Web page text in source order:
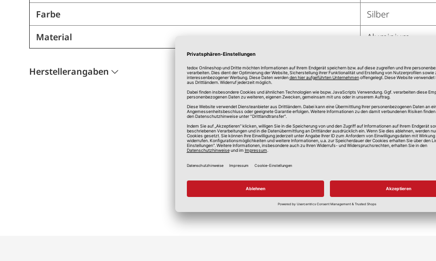
Farbe
Silber
Material
Aluminium
Herstellerangaben
*Alle Preise in Euro, inkl. gesetzlicher Mehrwertsteuer, zzgl.